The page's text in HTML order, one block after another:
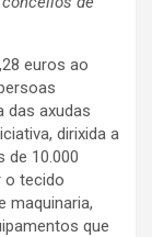
euros ao
das axudas
dirixida a
de 10.000
o tecido
maquinaria,
que